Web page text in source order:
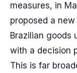
measures, in
proposed a
Brazilian goods
with a decision
This is far